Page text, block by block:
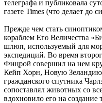
телеграфа и публиковала
газете Times (что делает до
Прежде чем стать
кораблем Его Величества
шлюп, используемый для
экспедиций. Во время
Фицрой совершил на нем
Кейп Хорн, Новую
гражданского спутника
сопоставлял животных со
вдохновило его на